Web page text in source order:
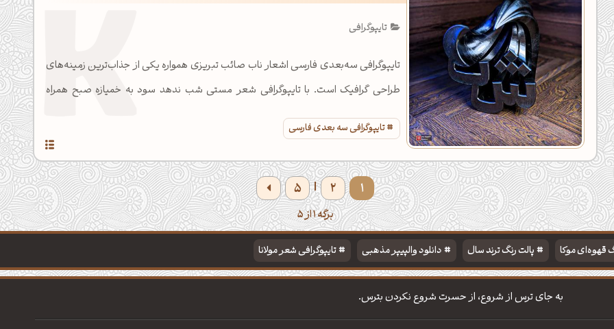
تایپوگرافی
تایپوگرافی سه‌بعدی فارسی اشعار ناب صائب تبریزی همواره یکی از جذاب‌ترین زمینه‌های
طراحی گرافیک است. با تایپوگرافی شعر مستی شب ندهد سود به خمیازه صبح همراه
باشید.
تایپوگرافی سه بعدی فارسی
1
2
|
5
برگه 1 از 5
قهوه‌ای موکا پالت رنگ ترند سال دانلود والپیپر مذهبی تایپوگرافی شعر مولانا
به جای ترس از شروع، از حسرت شروع نکردن بترس.